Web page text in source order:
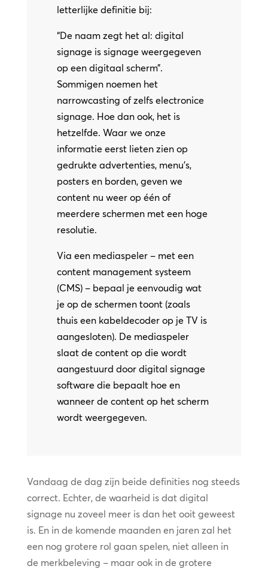
letterlijke definitie bij:
“De naam zegt het al: digital
signage is signage weergegeven
op een digitaal scherm”.
Sommigen noemen het
narrowcasting of zelfs electronice
signage. Hoe dan ook, het is
hetzelfde. Waar we onze
informatie eerst lieten zien op
gedrukte advertenties, menu’s,
posters en borden, geven we
content nu weer op één of
meerdere schermen met een hoge
resolutie.
Via een mediaspeler – met een
content management systeem
(CMS) – bepaal je eenvoudig wat
je op de schermen toont (zoals
thuis een kabeldecoder op je TV is
aangesloten). De mediaspeler
slaat de content op die wordt
aangestuurd door digital signage
software die bepaalt hoe en
wanneer de content op het scherm
wordt weergegeven.
Vandaag de dag zijn beide definities nog steeds
correct. Echter, de waarheid is dat digital
signage nu zoveel meer is dan het ooit geweest
is. En in de komende maanden en jaren zal het
een nog grotere rol gaan spelen, niet alleen in
de merkbeleving – maar ook in de grotere